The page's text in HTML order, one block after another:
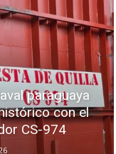
paraguaya
con el
CS-974